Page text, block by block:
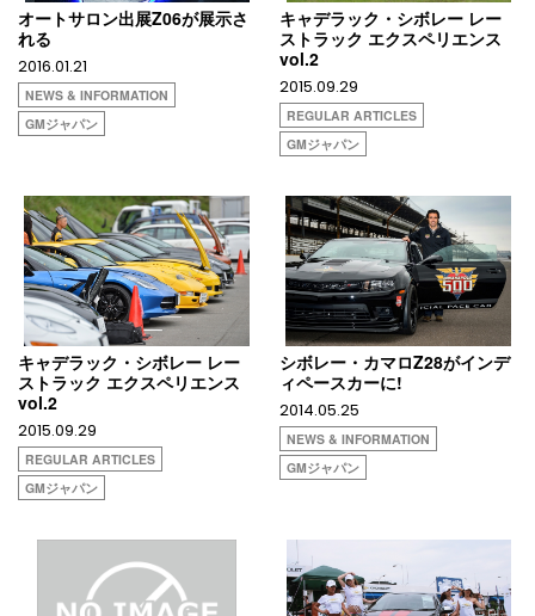
オートサロン出展Z06が展示さ
れる
2016.01.21
NEWS & INFORMATION
GMジャパン
キャデラック・シボレー レー
ストラック エクスペリエンス
vol.2
2015.09.29
REGULAR ARTICLES
GMジャパン
キャデラック・シボレー レー
ストラック エクスペリエンス
vol.2
2015.09.29
REGULAR ARTICLES
GMジャパン
シボレー・カマロZ28がインデ
ィペースカーに!
2014.05.25
NEWS & INFORMATION
GMジャパン